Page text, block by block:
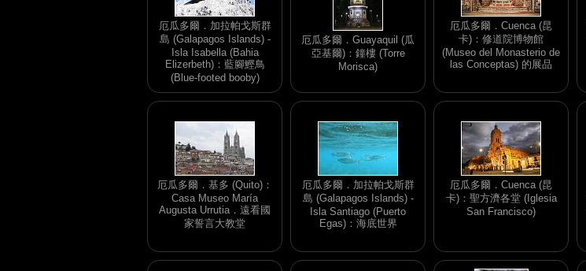
厄瓜多爾．加拉帕戈斯群
島 (Galapagos Islands) -
Isla Isabella (Bahia
Elizerbeth)：藍腳鰹鳥
(Blue-footed booby)
厄瓜多爾．Guayaquil (瓜
亞基爾)：鐘樓 (Torre
Morisca)
厄瓜多爾．Cuenca (昆
卡)：修道院博物館
(Museo del Monasterio de
las Conceptas) 的展品
厄瓜多爾．基多 (Quito)：
Casa Museo María
Augusta Urrutia．遠看國
家誓言大教堂
厄瓜多爾．加拉帕戈斯群
島 (Galapagos Islands) -
Isla Santiago (Puerto
Egas)：海底世界
厄瓜多爾．Cuenca (昆
卡)：聖方濟各堂 (Iglesia
San Francisco)